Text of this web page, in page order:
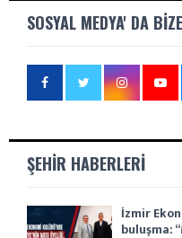
SOSYAL MEDYA' DA
ŞEHIR HABERLERI
İzmir
buluşma: